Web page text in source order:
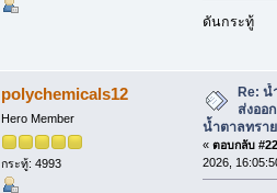
ดันกระทู้
polychemicals12
Hero Member
กระทู้: 4993
Re: น้
ส่งออ
น้ำตาลทรา
« ตอบกลับ
2026,